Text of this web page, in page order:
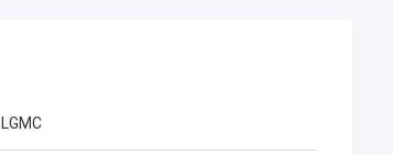
LGMC